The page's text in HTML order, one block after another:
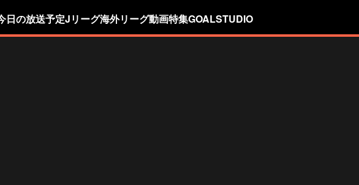
日の放送予定Jリーグ海外リーグ動画特集GOALSTUDIO